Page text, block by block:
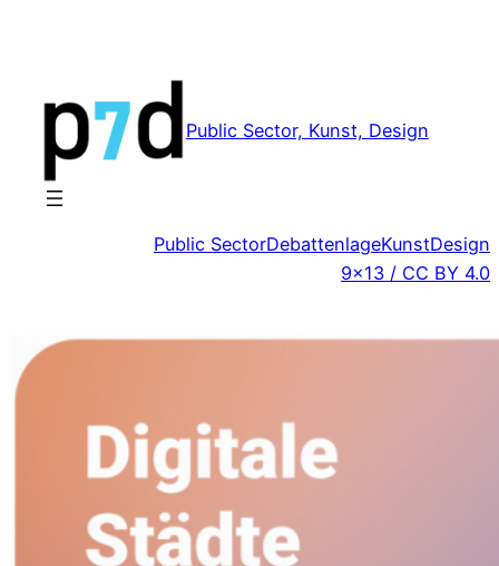
Public Sector, Kunst, Design
Public SectorDebattenlageKunstDesign
9×13 / CC BY 4.0